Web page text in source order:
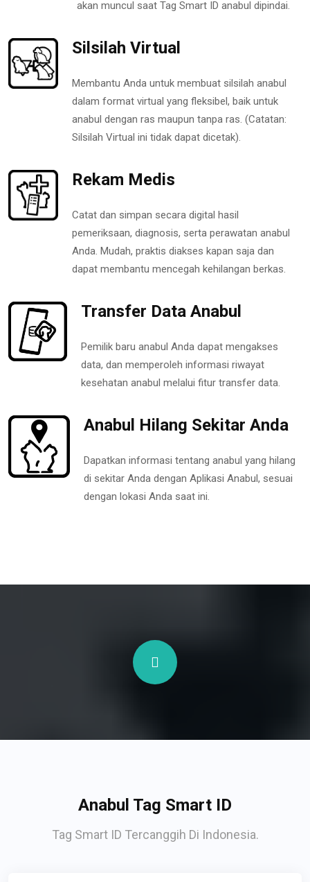
akan muncul saat Tag Smart ID anabul dipindai.
Silsilah Virtual
Membantu Anda untuk membuat silsilah anabul
dalam format virtual yang fleksibel, baik untuk
anabul dengan ras maupun tanpa ras. (Catatan:
Silsilah Virtual ini tidak dapat dicetak).
Rekam Medis
Catat dan simpan secara digital hasil
pemeriksaan, diagnosis, serta perawatan anabul
Anda. Mudah, praktis diakses kapan saja dan
dapat membantu mencegah kehilangan berkas.
Transfer Data Anabul
Pemilik baru anabul Anda dapat mengakses
data, dan memperoleh informasi riwayat
kesehatan anabul melalui fitur transfer data.
Anabul Hilang Sekitar Anda
Dapatkan informasi tentang anabul yang hilang
di sekitar Anda dengan Aplikasi Anabul, sesuai
dengan lokasi Anda saat ini.
Anabul Tag Smart ID
Tag Smart ID Tercanggih Di Indonesia.